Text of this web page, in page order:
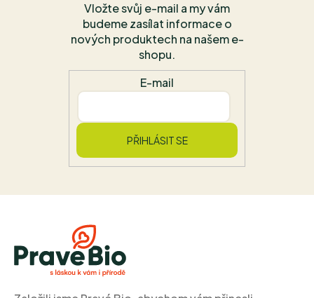
Vložte svůj e-mail a my vám
budeme zasílat informace o
nových produktech na našem e-
shopu.
E-mail
PŘIHLÁSIT SE